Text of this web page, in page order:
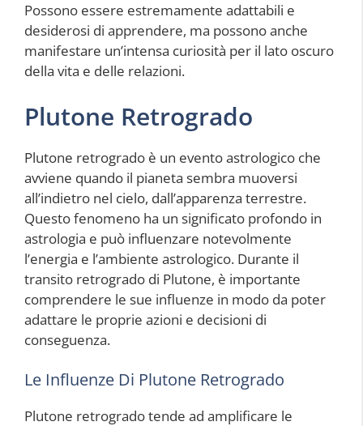
Possono essere estremamente adattabili e
desiderosi di apprendere, ma possono anche
manifestare un’intensa curiosità per il lato oscuro
della vita e delle relazioni.
Plutone Retrogrado
Plutone retrogrado è un evento astrologico che
avviene quando il pianeta sembra muoversi
all’indietro nel cielo, dall’apparenza terrestre.
Questo fenomeno ha un significato profondo in
astrologia e può influenzare notevolmente
l’energia e l’ambiente astrologico. Durante il
transito retrogrado di Plutone, è importante
comprendere le sue influenze in modo da poter
adattare le proprie azioni e decisioni di
conseguenza.
Le Influenze Di Plutone Retrogrado
Plutone retrogrado tende ad amplificare le